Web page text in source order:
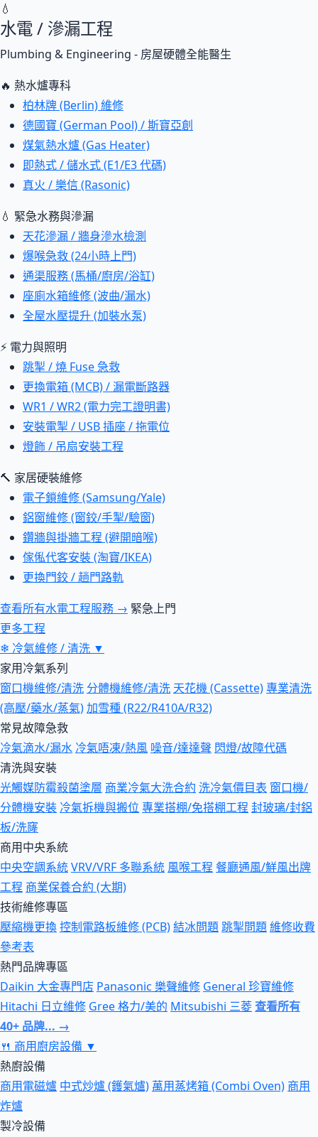
💧
水電 / 滲漏工程
Plumbing & Engineering - 房屋硬體全能醫生
🔥 熱水爐專科
柏林牌 (Berlin) 維修
德國寶 (German Pool) / 斯寶亞創
煤氣熱水爐 (Gas Heater)
即熱式 / 儲水式 (E1/E3 代碼)
真火 / 樂信 (Rasonic)
💧 緊急水務與滲漏
天花滲漏 / 牆身滲水檢測
爆喉急救 (24小時上門)
通渠服務 (馬桶/廚房/浴缸)
座廁水箱維修 (波曲/漏水)
全屋水壓提升 (加裝水泵)
⚡ 電力與照明
跳掣 / 燒 Fuse 急救
更換電箱 (MCB) / 漏電斷路器
WR1 / WR2 (電力完工證明書)
安裝電掣 / USB 插座 / 拖電位
燈飾 / 吊扇安裝工程
🔨 家居硬裝維修
電子鎖維修 (Samsung/Yale)
鋁窗維修 (窗鉸/手掣/驗窗)
鑽牆與掛牆工程 (避開暗喉)
傢俬代客安裝 (淘寶/IKEA)
更換門鉸 / 趟門路軌
查看所有水電工程服務 → 緊急上門
更多工程
❄ 冷氣維修 / 清洗 ▼
家用冷氣系列
窗口機維修/清洗 分體機維修/清洗 天花機 (Cassette)專業清洗
(高壓/藥水/蒸氣)加雪種 (R22/R410A/R32)
常見故障急救
冷氣滴水/漏水 冷氣唔凍/熱風 噪音/達達聲 閃燈/故障代碼
清洗與安裝
光觸媒防霉殺菌塗層 商業冷氣大洗合約 洗冷氣價目表 窗口機/
分體機安裝 冷氣拆機與搬位 專業搭棚/免搭棚工程 封玻璃/封鋁
板/洗窿
商用中央系統
中央空調系統VRV/VRF 多聯系統 風喉工程 餐廳通風/鮮風出牌
工程 商業保養合約 (大期)
技術維修專區
壓縮機更換控制電路板維修 (PCB)結冰問題跳掣問題維修收費
參考表
熱門品牌專區
Daikin 大金專門店 Panasonic 樂聲維修 General 珍寶維修
Hitachi 日立維修 Gree 格力/美的 Mitsubishi 三菱查看所有
40+ 品牌... →
🍴 商用廚房設備 ▼
熱廚設備
商用電磁爐 中式炒爐 (鑊氣爐) 萬用蒸烤箱 (Combi Oven) 商用
炸爐
製冷設備